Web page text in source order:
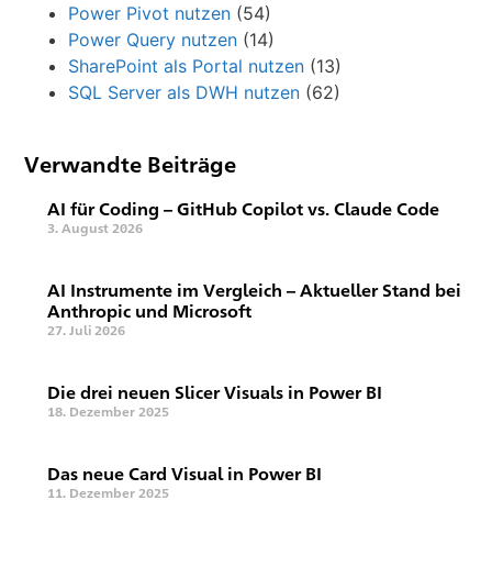
Power Pivot nutzen (54)
Power Query nutzen (14)
SharePoint als Portal nutzen (13)
SQL Server als DWH nutzen (62)
Verwandte Beiträge
AI für Coding – GitHub Copilot vs. Claude Code
3. August 2026
AI Instrumente im Vergleich – Aktueller Stand bei
Anthropic und Microsoft
27. Juli 2026
Die drei neuen Slicer Visuals in Power BI
18. Dezember 2025
Das neue Card Visual in Power BI
11. Dezember 2025